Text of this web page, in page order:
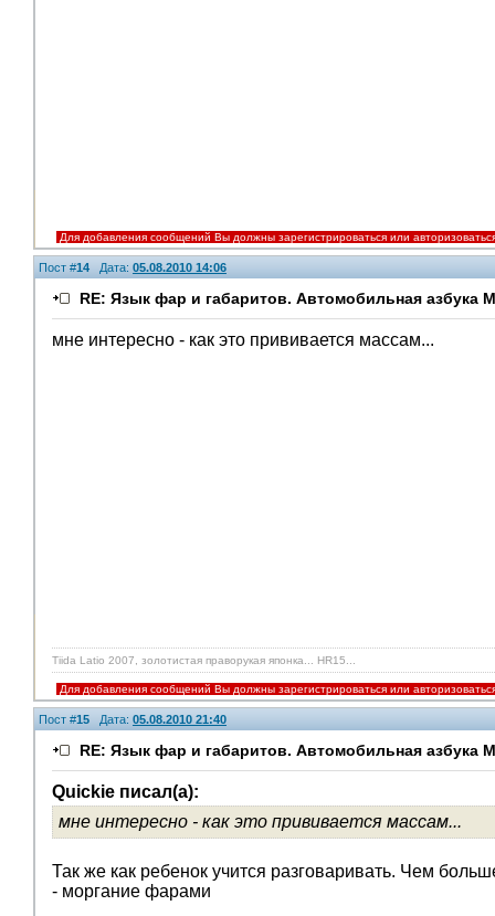
Для добавления сообщений Вы должны зарегистрироваться или
Пост #14Дата: 05.08.2010 14:06
RE: Язык фар и габаритов. Автомобильная азбука
мне интересно - как это прививается массам...
Tiida Latio 2007, золотистая праворукая японка... HR15...
Для добавления сообщений Вы должны зарегистрироваться или
Пост #15 Дата: 05.08.2010 21:40
RE: Язык фар и габаритов. Автомобильная азбука
Quickie писал(а):
мне интересно - как это прививается массам...
Так же как ребенок учится разговаривать. Чем
- моргание фарами